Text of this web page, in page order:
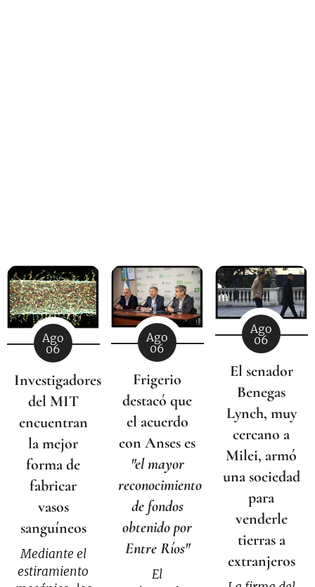
Ago
06
Investigadores
del MIT
encuentran
la mejor
forma de
fabricar
vasos
sanguíneos
Mediante el
estiramiento
Ago
06
Frigerio
destacó que
el acuerdo
con Anses es
"el mayor
reconocimiento
de fondos
obtenido por
Entre Ríos"
El
Ago
06
El senador
Benegas
Lynch, muy
cercano a
Milei, armó
una sociedad
para
venderle
tierras a
extranjeros